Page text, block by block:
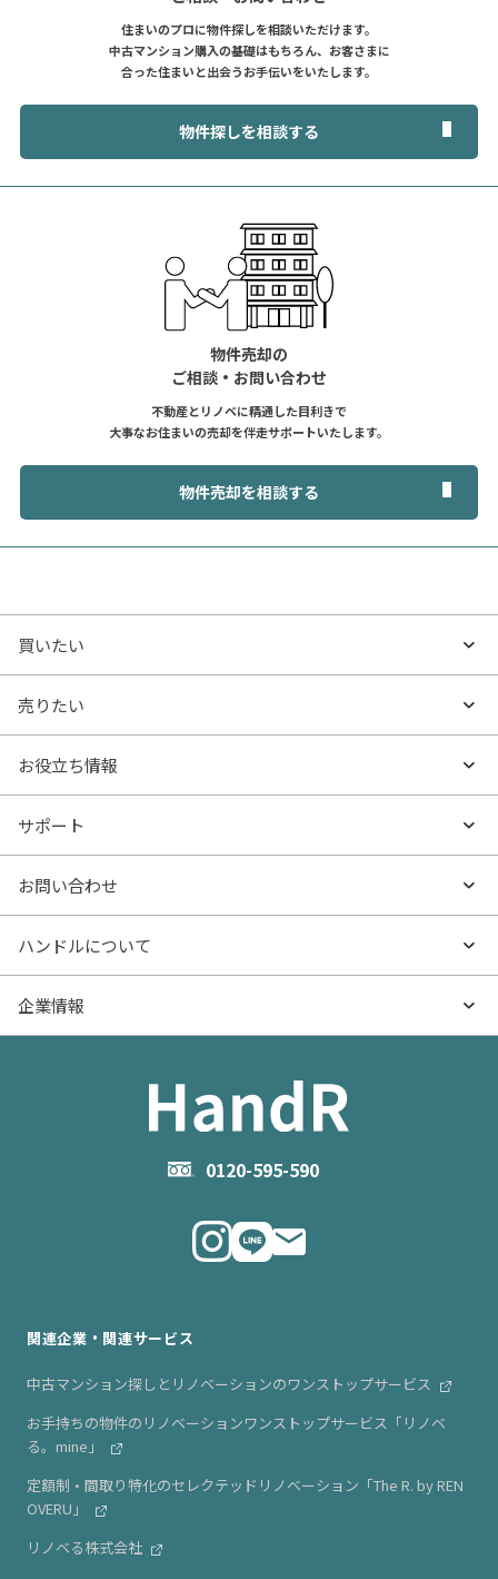
住まいのプロに物件探しを相談いただけます。
中古マンション購入の基礎はもちろん、お客さまに
合った住まいと出会うお手伝いをいたします。
物件探しを相談する
物件売却の
ご相談・お問い合わせ
不動産とリノベに精通した目利きで
大事なお住まいの売却を伴走サポートいたします。
物件売却を相談する
0120-595-590
買いたい
買いたいTOP
沿線・駅から探す
特集から探す
価格更新した物件
物件一覧
売りたい
売りたいTOP
AI査定
売却サービス
お役立ち記事（売却）
お役立ち情報
お役立ち情報TOP
- マンションの基礎知識
- マンション売却
- お金のこと
- 住まいの手引き サイトマップ
サポート
よくあるご質問
お問い合わせ
物件購入のご相談
住み替えのご相談
物件掲載に関するお問い合わせ
ハンドルについて
ハンドルとは
企業情報
関連企業・関連サービス
中古マンション探しとリノベーションのワンストップサービス
お手持ちの物件のリノベーションワンストップサービス「リノベ
る。mine」
定額制・間取り特化のセレクテッドリノベーション「The R. by REN
OVERU」
リノベる株式会社